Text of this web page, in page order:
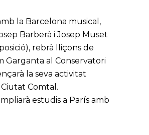
la Barcelona musical,
Barberà i Josep Muset
rebrà lliçons de
Garganta al Conservatori
la seva activitat
Comtal.
estudis a París amb